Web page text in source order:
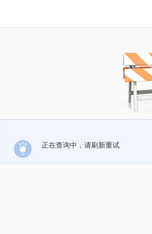
正在查询中，请刷新重试